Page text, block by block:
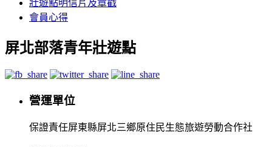
壯遊點明信片及章戳
會員心得
屏北部落青年壯遊點
營運單位
保證責任屏東縣屏北三鄉原住民生態旅遊勞動合作社